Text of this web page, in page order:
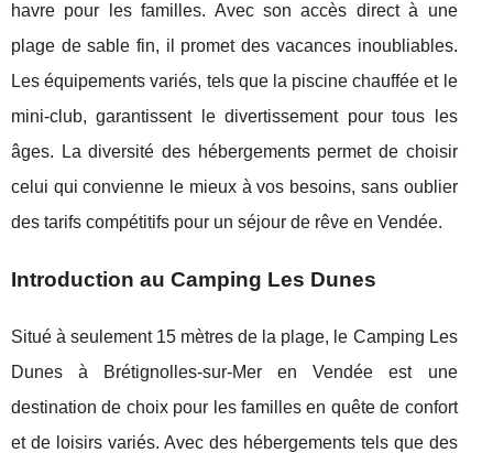
havre pour les familles. Avec son accès direct à une
plage de sable fin, il promet des vacances inoubliables.
Les équipements variés, tels que la piscine chauffée et le
mini-club, garantissent le divertissement pour tous les
âges. La diversité des hébergements permet de choisir
celui qui convienne le mieux à vos besoins, sans oublier
des tarifs compétitifs pour un séjour de rêve en Vendée.
Introduction au Camping Les Dunes
Situé à seulement 15 mètres de la plage, le Camping Les
Dunes à Brétignolles-sur-Mer en Vendée est une
destination de choix pour les famillesen quête de confort
et de loisirs variés. Avec des hébergements tels que des